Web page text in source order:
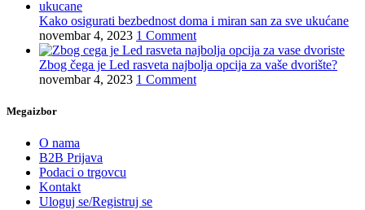
Kako osigurati bezbednost doma i miran san za sve ukućane
novembar 4, 2023 1 Comment
Zbog čega je Led rasveta najbolja opcija za vaše dvorište?
novembar 4, 2023 1 Comment
Megaizbor
O nama
B2B Prijava
Podaci o trgovcu
Kontakt
Uloguj se/Registruj se